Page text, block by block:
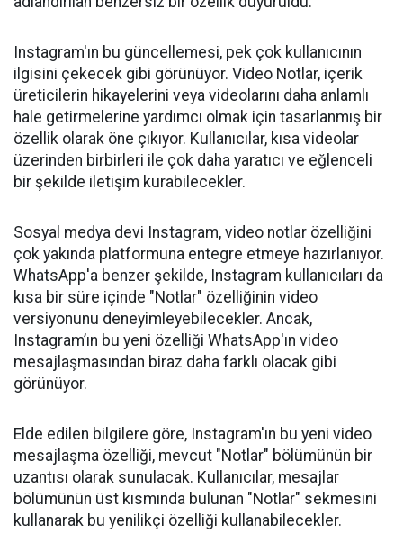
Instagram'ın bu güncellemesi, pek çok kullanıcının
ilgisini çekecek gibi görünüyor. Video Notlar, içerik
üreticilerin hikayelerini veya videolarını daha anlamlı
hale getirmelerine yardımcı olmak için tasarlanmış bir
özellik olarak öne çıkıyor. Kullanıcılar, kısa videolar
üzerinden birbirleri ile çok daha yaratıcı ve eğlenceli
bir şekilde iletişim kurabilecekler.
Sosyal medya devi Instagram, video notlar özelliğini
çok yakında platformuna entegre etmeye hazırlanıyor.
WhatsApp'a benzer şekilde, Instagram kullanıcıları da
kısa bir süre içinde "Notlar" özelliğinin video
versiyonunu deneyimleyebilecekler. Ancak,
Instagram’ın bu yeni özelliği WhatsApp'ın video
mesajlaşmasından biraz daha farklı olacak gibi
görünüyor.
Elde edilen bilgilere göre, Instagram'ın bu yeni video
mesajlaşma özelliği, mevcut "Notlar" bölümünün bir
uzantısı olarak sunulacak. Kullanıcılar, mesajlar
bölümünün üst kısmında bulunan "Notlar" sekmesini
kullanarak bu yenilikçi özelliği kullanabilecekler.